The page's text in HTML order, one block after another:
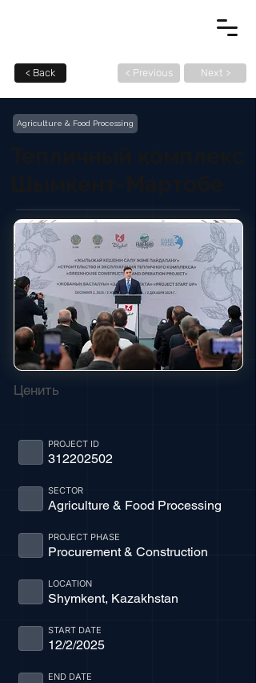
< Back < Previous Next >
Agriculture & Food Processing
Ценить
312202502
PROJECT ID
Agriculture & Food Processing
SECTOR
Procurement & Construction
PROJECT PHASE
Shymkent, Kazakhstan
LOCATION
12/2/2025
START DATE
END DATE